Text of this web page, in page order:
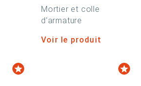
Mortier et colle
d’armature
Voir le produit